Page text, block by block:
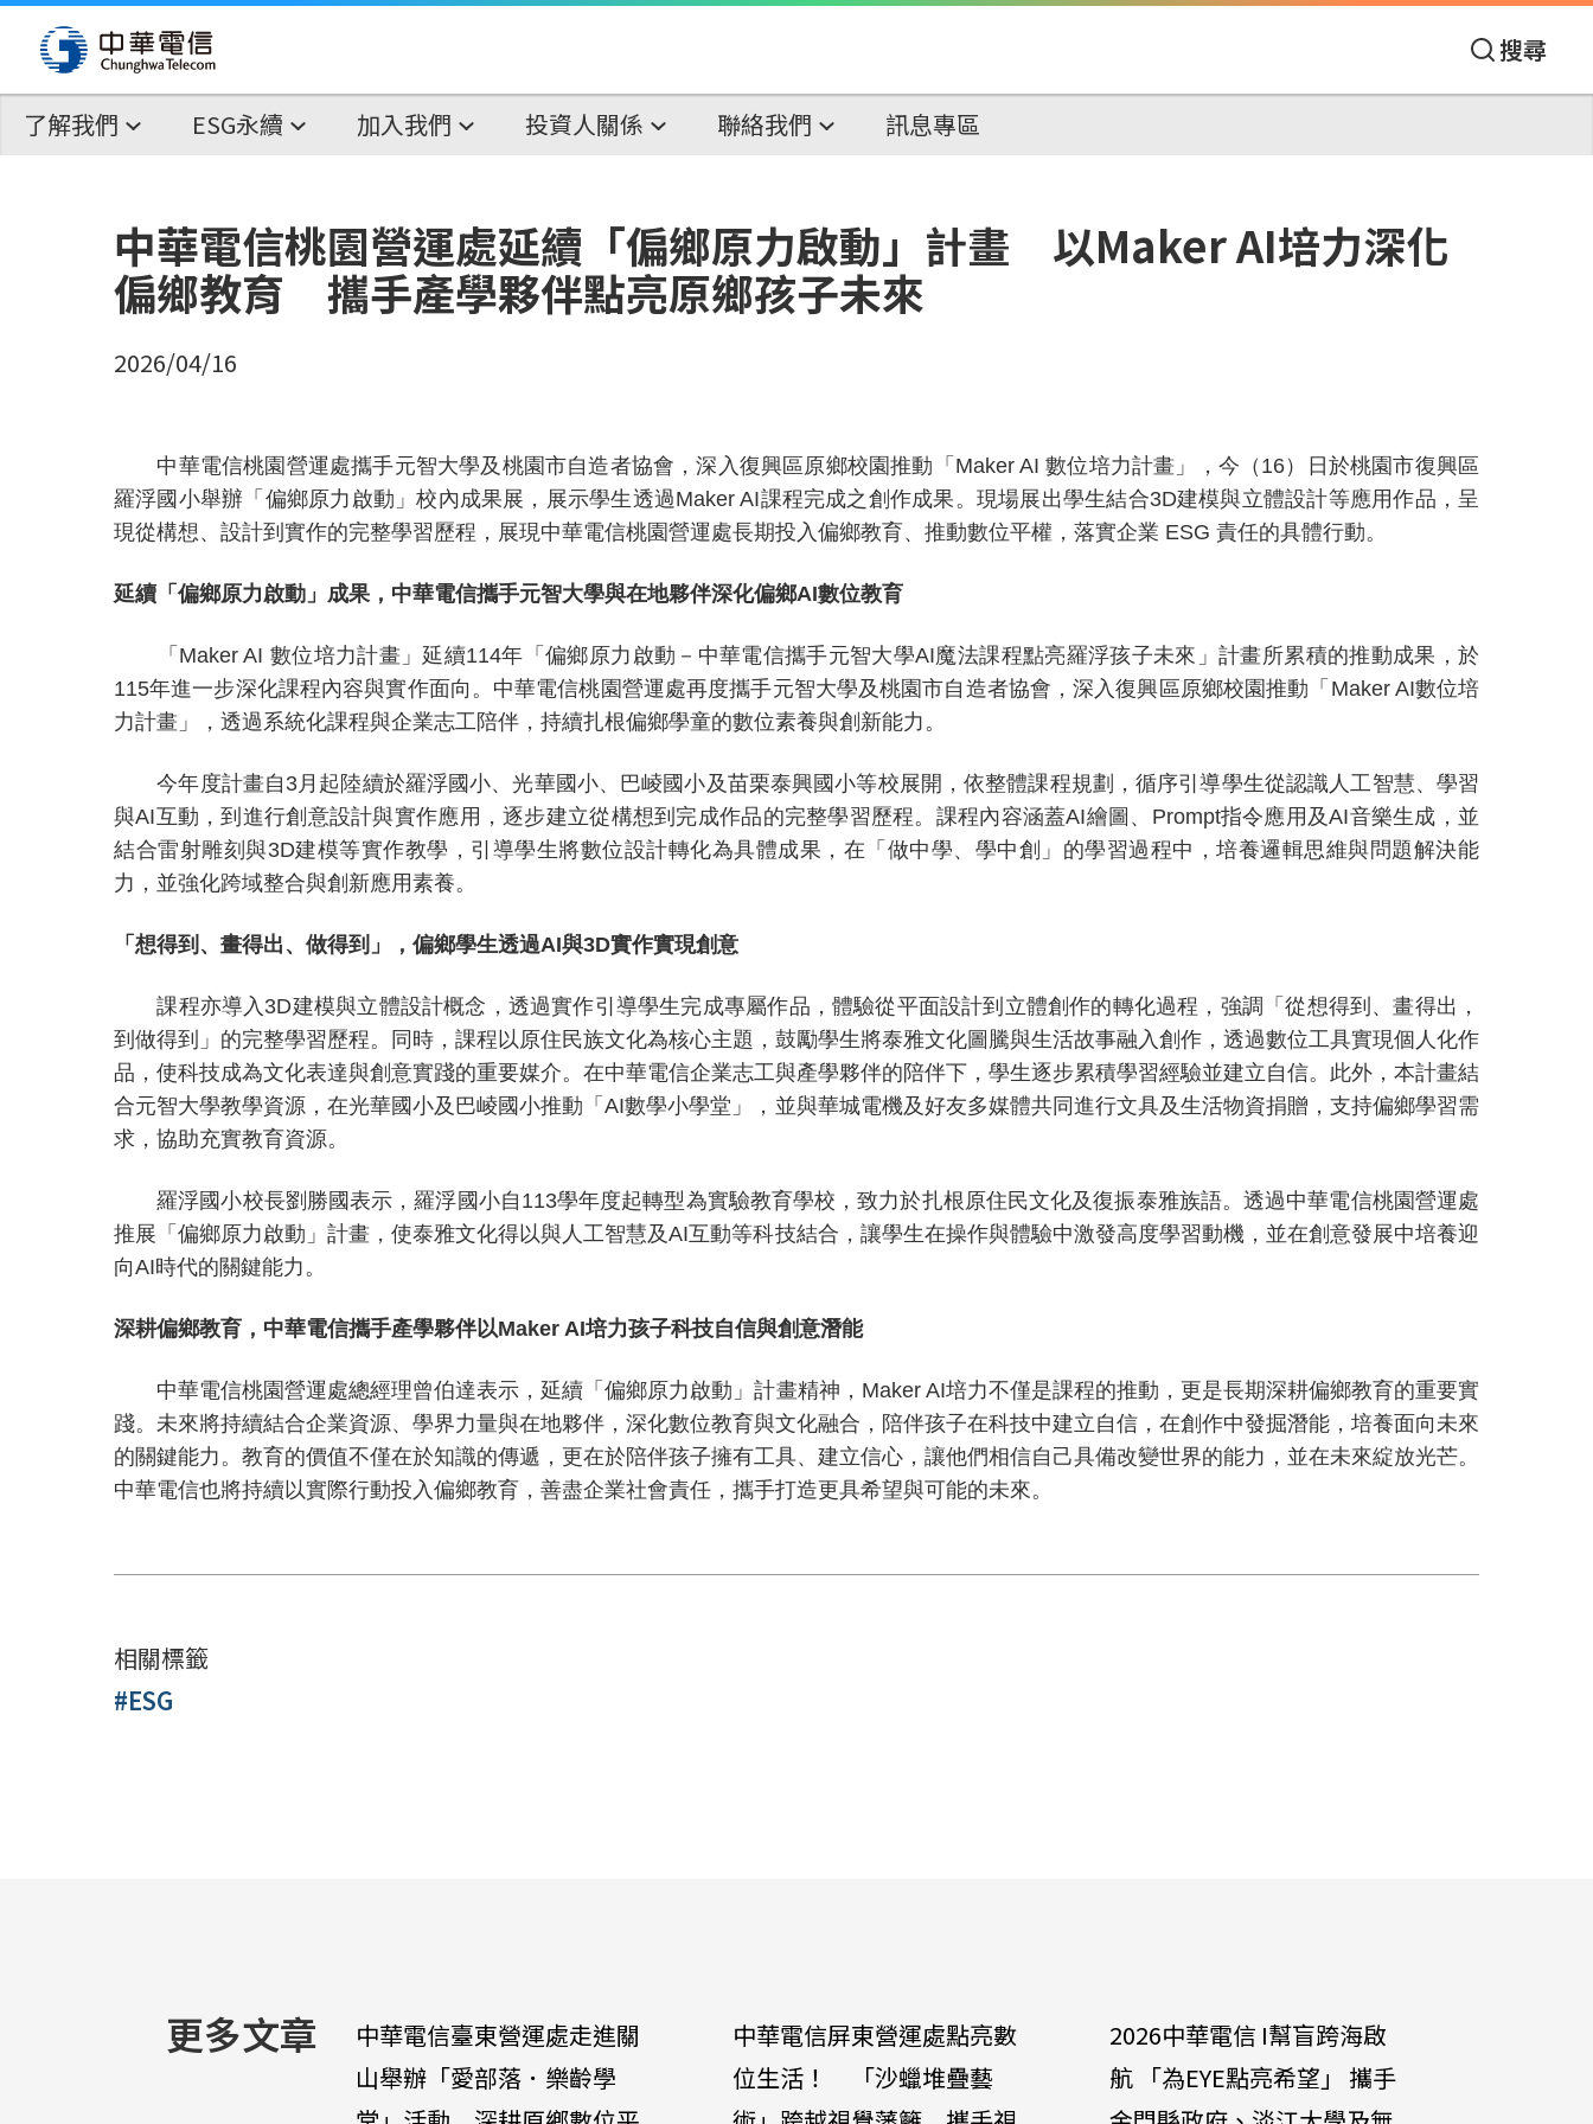
搜尋
了解我們 ESG永續 加入我們 投資人關係 聯絡我們 訊息專區
中華電信桃園營運處延續「偏鄉原力啟動」計畫 以Maker AI培力深化
偏鄉教育 攜手產學夥伴點亮原鄉孩子未來
2026/04/16
中華電信桃園營運處攜手元智大學及桃園市自造者協會，深入復興區原鄉校園推動「 Maker AI數位培力計畫」，今（ 16）日於桃園市復興區
羅浮國小舉辦「偏鄉原力啟動」校內成果展，展示學生透過Maker AI課程完成之創作成果。現場展出學生結合3D建模與立體設計等應用作品，呈
現從構想、設計到實作的完整學習歷程，展現中華電信桃園營運處長期投入偏鄉教育、推動數位平權，落實企業 ESG 責任的具體行動。
延續「偏鄉原力啟動」成果，中華電信攜手元智大學與在地夥伴深化偏鄉AI數位教育
「 Maker AI 數位培力計畫」延續114年「偏鄉原力啟動－中華電信攜手元智大學AI魔法課程點亮羅浮孩子未來」計畫所累積的推動成果，於
115年進一步深化課程內容與實作面向。中華電信桃園營運處再度攜手元智大學及桃園市自造者協會，深入復興區原鄉校園推動「 Maker AI數位培
力計畫」，透過系統化課程與企業志工陪伴，持續扎根偏鄉學童的數位素養與創新能力。
今年度計畫自 3月起陸續於羅浮國小、光華國小、巴崚國小及苗栗泰興國小等校展開，依整體課程規劃，循序引導學生從認識人工智慧、學習
與AI互動，到進行創意設計與實作應用，逐步建立從構想到完成作品的完整學習歷程。課程內容涵蓋AI繪圖、 Prompt指令應用及AI音樂生成，並
結合雷射雕刻與3D建模等實作教學，引導學生將數位設計轉化為具體成果，在「做中學、學中創」的學習過程中，培養邏輯思維與問題解決能
力，並強化跨域整合與創新應用素養。
「想得到、畫得出、做得到」，偏鄉學生透過AI與3D實作實現創意
課程亦導入 3D建模與立體設計概念，透過實作引導學生完成專屬作品，體驗從平面設計到立體創作的轉化過程，強調「從想得到、畫得出，
到做得到」的完整學習歷程。同時，課程以原住民族文化為核心主題，鼓勵學生將泰雅文化圖騰與生活故事融入創作，透過數位工具實現個人化作
品，使科技成為文化表達與創意實踐的重要媒介。在中華電信企業志工與產學夥伴的陪伴下，學生逐步累積學習經驗並建立自信。此外，本計畫結
合元智大學教學資源，在光華國小及巴崚國小推動「AI數學小學堂」，並與華城電機及好友多媒體共同進行文具及生活物資捐贈，支持偏鄉學習需
求，協助充實教育資源。
羅浮國小校長劉勝國表示，羅浮國小自 113學年度起轉型為實驗教育學校，致力於扎根原住民文化及復振泰雅族語。透過中華電信桃園營運處
推展「偏鄉原力啟動」計畫，使泰雅文化得以與人工智慧及AI互動等科技結合，讓學生在操作與體驗中激發高度學習動機，並在創意發展中培養迎
向AI時代的關鍵能力。
深耕偏鄉教育，中華電信攜手產學夥伴以Maker AI培力孩子科技自信與創意潛能
中華電信桃園營運處總經理曾伯達表示，延續「偏鄉原力啟動」計畫精神， Maker AI培力不僅是課程的推動，更是長期深耕偏鄉教育的重要實
踐。未來將持續結合企業資源、學界力量與在地夥伴，深化數位教育與文化融合，陪伴孩子在科技中建立自信，在創作中發掘潛能，培養面向未來
的關鍵能力。教育的價值不僅在於知識的傳遞，更在於陪伴孩子擁有工具、建立信心，讓他們相信自己具備改變世界的能力，並在未來綻放光芒。
中華電信也將持續以實際行動投入偏鄉教育，善盡企業社會責任，攜手打造更具希望與可能的未來。
相關標籤
#ESG
更多文章
中華電信臺東營運處走進關
山舉辦「愛部落．樂齡學
中華電信屏東營運處點亮數
位生活！ 「沙蠟堆疊藝
2026中華電信 I幫盲跨海啟
航 「為EYE點亮希望」 攜手